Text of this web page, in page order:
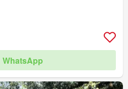
WhatsApp